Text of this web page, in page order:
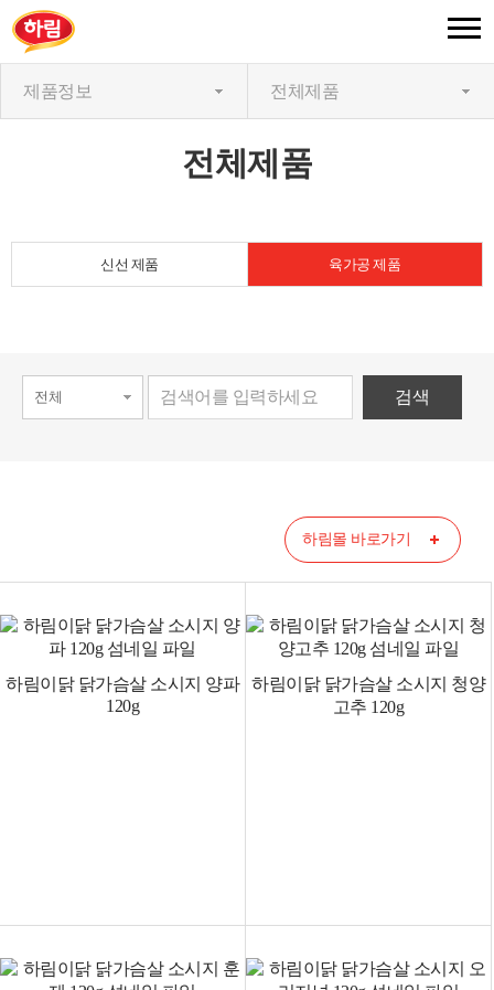
제품정보 전체제품
전체제품
신선 제품 육가공 제품
하림몰 바로가기
하림이닭 닭가슴살 소시지 양파
120g
하림이닭 닭가슴살 소시지 청양
고추 120g